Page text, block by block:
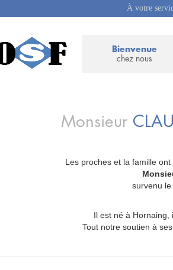
À votre
Bienvenue
chez nous
Monsieur
Les proches et la famille
survenu
Il est né à Hornaing,
Tout notre soutien à